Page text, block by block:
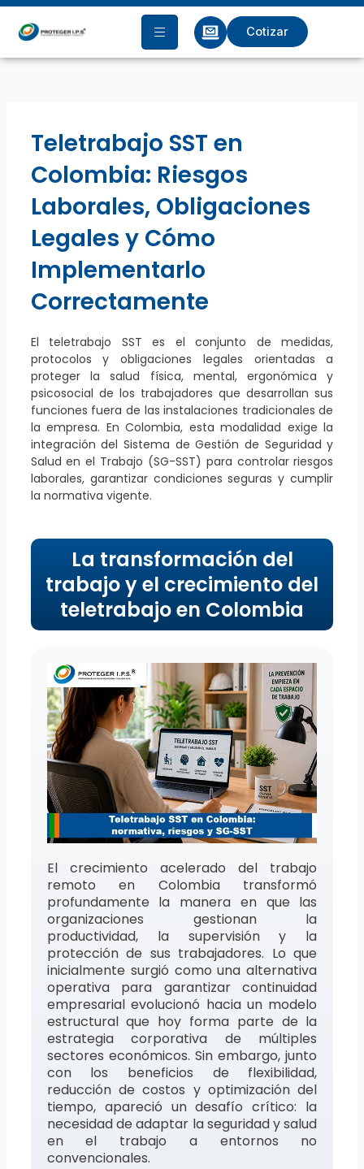
Ir
contenido
Cotizar
Teletrabajo SST en
Colombia: Riesgos
Laborales, Obligaciones
Legales y Cómo
Implementarlo
Correctamente
El teletrabajo SST es el conjunto de medidas,
protocolos y obligaciones legales orientadas a
proteger la salud física, mental, ergonómica y
psicosocial de los trabajadores que desarrollan sus
funciones fuera de las instalaciones tradicionales de
la empresa. En Colombia, esta modalidad exige la
integración del Sistema de Gestión de Seguridad y
Salud en el Trabajo (SG-SST) para controlar riesgos
laborales, garantizar condiciones seguras y cumplir
la normativa vigente.
La transformación del
trabajo y el crecimiento del
teletrabajo en Colombia
El crecimiento acelerado del trabajo
remoto en Colombia transformó
profundamente la manera en que las
organizaciones gestionan la
productividad, la supervisión y la
protección de sus trabajadores. Lo que
inicialmente surgió como una alternativa
operativa para garantizar continuidad
empresarial evolucionó hacia un modelo
estructural que hoy forma parte de la
estrategia corporativa de múltiples
sectores económicos. Sin embargo, junto
con los beneficios de flexibilidad,
reducción de costos y optimización del
tiempo, apareció un desafío crítico: la
necesidad de adaptar la seguridad y salud
en el trabajo a entornos no
convencionales.